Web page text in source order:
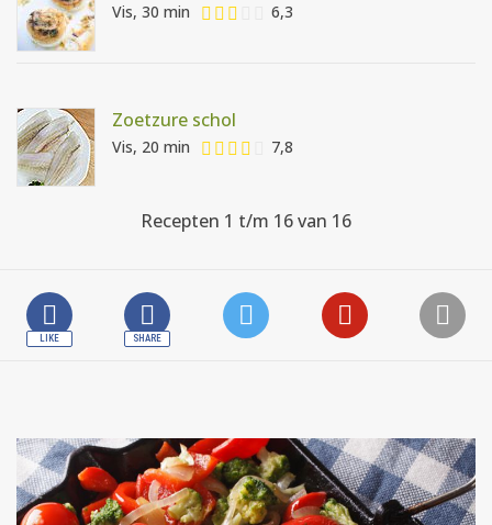
Vis, 30 min 6,3
Zoetzure schol
Vis, 20 min 7,8
Recepten 1 t/m 16 van 16